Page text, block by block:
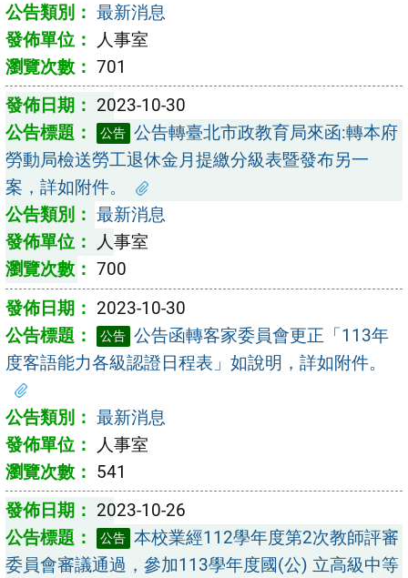
最新消息
人事室
701
2023-10-30
公告 公告轉臺北市政教育局來函:轉本府
勞動局檢送勞工退休金月提繳分級表暨發布另一
案，詳如附件。
最新消息
人事室
700
2023-10-30
公告 公告函轉客家委員會更正「113年
度客語能力各級認證日程表」如說明，詳如附件。
最新消息
人事室
541
2023-10-26
公告 本校業經112學年度第2次教師評審
委員會審議通過，參加113學年度國(公) 立高級中等